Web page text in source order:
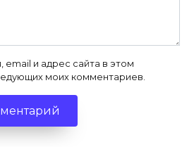
email и адрес сайта в этом
моих комментариев.